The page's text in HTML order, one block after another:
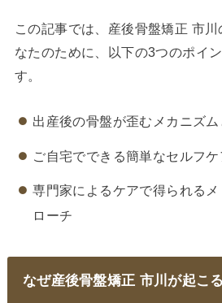
この記事では、産後骨盤矯正 市
なたのために、以下の3つのポイ
す。
出産後の骨盤が歪むメカニズ
ご自宅でできる簡単なセルフ
専門家によるケアで得られる
ローチ
なぜ産後骨盤矯正 市川が起こ